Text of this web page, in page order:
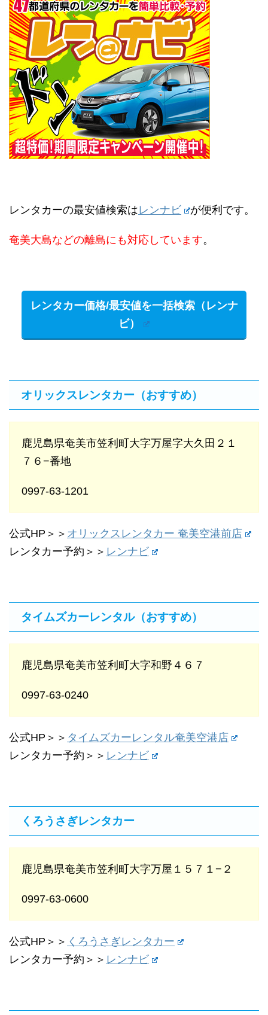
レンタカーの最安値検索はレンナビ が便利です。
奄美大島などの離島にも対応しています。
レンタカー価格/最安値を一括検索（レンナ
ビ）
オリックスレンタカー（おすすめ）
鹿児島県奄美市笠利町大字万屋字大久田２１
７６−番地
0997-63-1201
公式HP＞＞ オリックスレンタカー 奄美空港前店
レンタカー予約＞＞ レンナビ
タイムズカーレンタル（おすすめ）
鹿児島県奄美市笠利町大字和野４６７
0997-63-0240
公式HP＞＞ タイムズカーレンタル奄美空港店
レンタカー予約＞＞ レンナビ
くろうさぎレンタカー
鹿児島県奄美市笠利町大字万屋１５７１−２
0997-63-0600
公式HP＞＞ くろうさぎレンタカー
レンタカー予約＞＞ レンナビ